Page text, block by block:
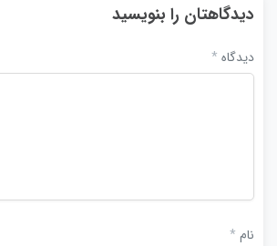
دیدگاهتان را بنویسید
دیدگاه *
نام *